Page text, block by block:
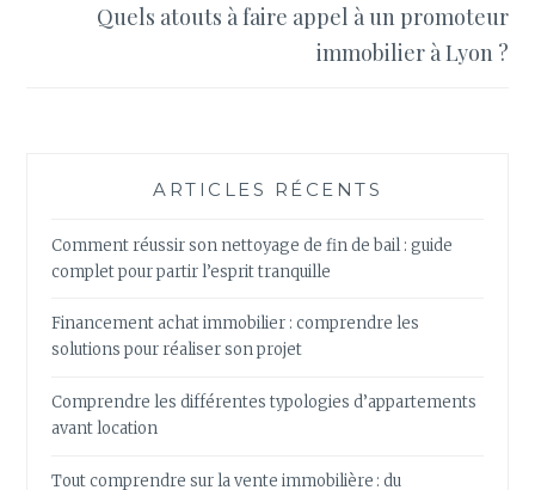
Quels atouts à faire appel à un promoteur
immobilier à Lyon ?
ARTICLES RÉCENTS
Comment réussir son nettoyage de fin de bail : guide
complet pour partir l’esprit tranquille
Financement achat immobilier : comprendre les
solutions pour réaliser son projet
Comprendre les différentes typologies d’appartements
avant location
Tout comprendre sur la vente immobilière : du